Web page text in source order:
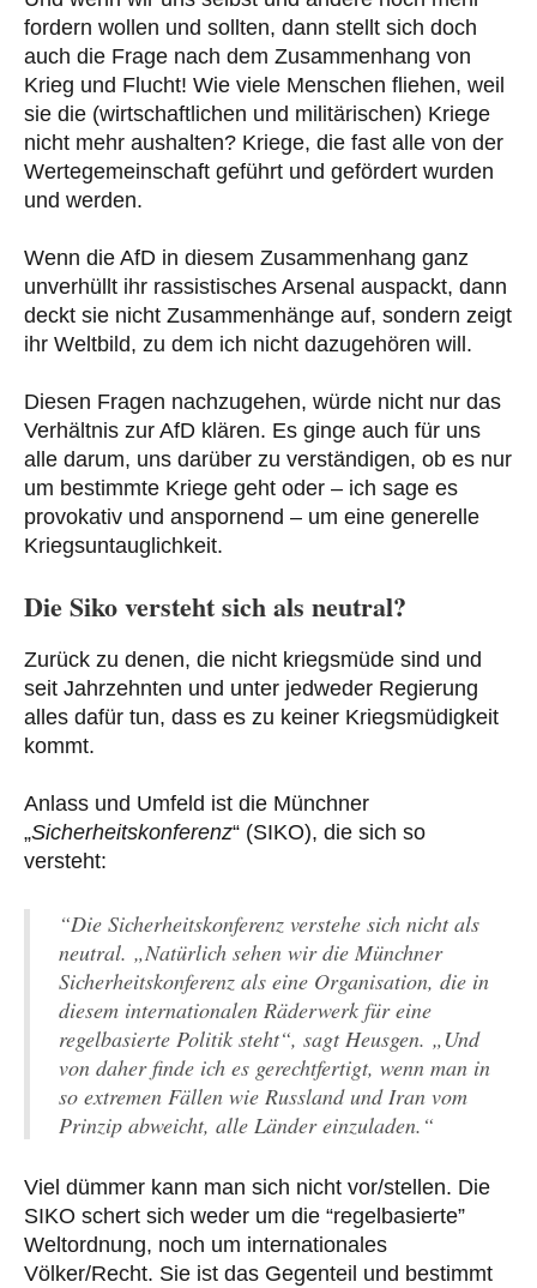
fordern wollen und sollten, dann stellt sich doch
auch die Frage nach dem Zusammenhang von
Krieg und Flucht! Wie viele Menschen fliehen, weil
sie die (wirtschaftlichen und militärischen) Kriege
nicht mehr aushalten? Kriege, die fast alle von der
Wertegemeinschaft geführt und gefördert wurden
und werden.
Wenn die AfD in diesem Zusammenhang ganz
unverhüllt ihr rassistisches Arsenal auspackt, dann
deckt sie nicht Zusammenhänge auf, sondern zeigt
ihr Weltbild, zu dem ich nicht dazugehören will.
Diesen Fragen nachzugehen, würde nicht nur das
Verhältnis zur AfD klären. Es ginge auch für uns
alle darum, uns darüber zu verständigen, ob es nur
um bestimmte Kriege geht oder – ich sage es
provokativ und anspornend – um eine generelle
Kriegsuntauglichkeit.
Die Siko versteht sich als neutral?
Zurück zu denen, die nicht kriegsmüde sind und
seit Jahrzehnten und unter jedweder Regierung
alles dafür tun, dass es zu keiner Kriegsmüdigkeit
kommt.
Anlass und Umfeld ist die Münchner
„Sicherheitskonferenz“ (SIKO), die sich so
versteht:
“Die Sicherheitskonferenz verstehe sich nicht als
neutral. „Natürlich sehen wir die Münchner
Sicherheitskonferenz als eine Organisation, die in
diesem internationalen Räderwerk für eine
regelbasierte Politik steht“, sagt Heusgen. „Und
von daher finde ich es gerechtfertigt, wenn man in
so extremen Fällen wie Russland und Iran vom
Prinzip abweicht, alle Länder einzuladen.“
Viel dümmer kann man sich nicht vor/stellen. Die
SIKO schert sich weder um die “regelbasierte”
Weltordnung, noch um internationales
Völker/Recht. Sie ist das Gegenteil und bestimmt